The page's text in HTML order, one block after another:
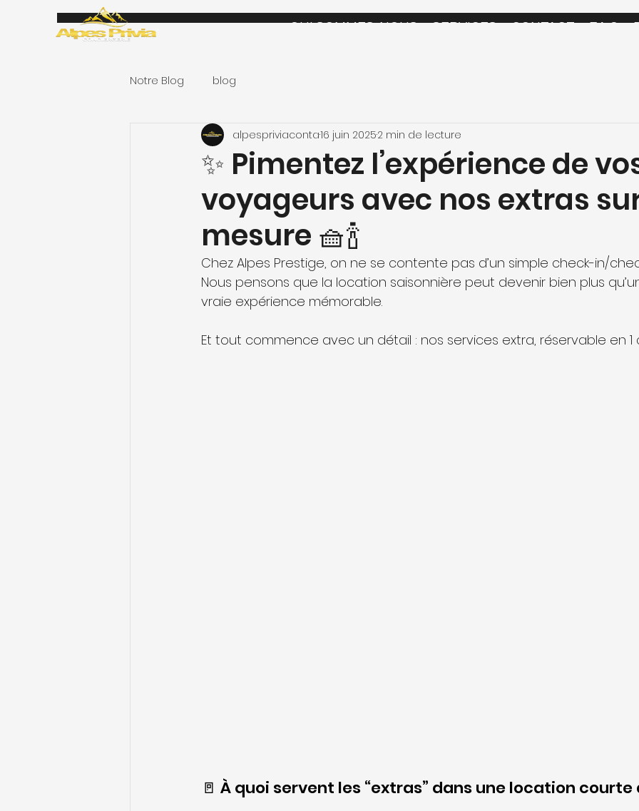
QUI SOMMES-NOUS SERVICES CONTACT F.A.Q
Notre Blog blog
✨ Pimentez l’expérience de
voyageurs avec nos extras
mesure 🧺🍾
alpespriviaconta16 juin 20252 min de lecture
Chez Alpes Prestige, on ne se contente pas d’un simple check-in/
Nous pensons que la location saisonnière peut devenir bien plus
vraie expérience mémorable.
Et tout commence avec un détail : nos services extra, réservable en 1
🚪 À quoi servent les “extras” dans une location courte